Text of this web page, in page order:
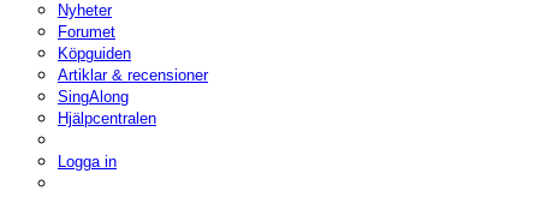
Nyheter
Forumet
Köpguiden
Artiklar & recensioner
SingAlong
Hjälpcentralen
Logga in